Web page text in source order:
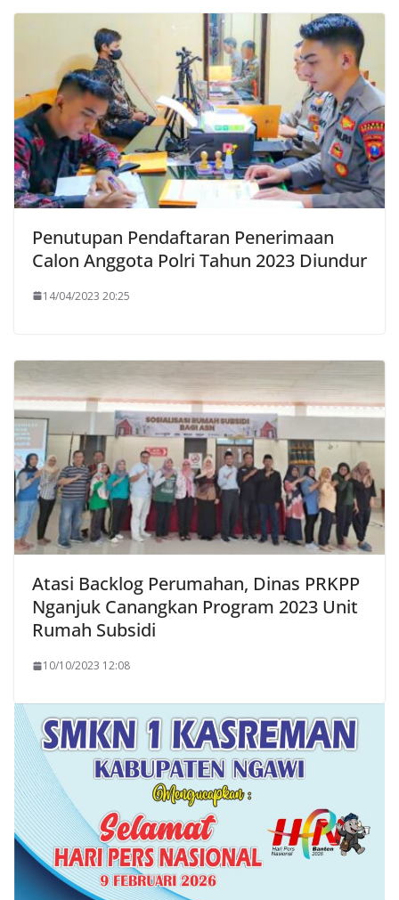
Penutupan Pendaftaran Penerimaan
Calon Anggota Polri Tahun 2023 Diundur
14/04/2023 20:25
Atasi Backlog Perumahan, Dinas PRKPP
Nganjuk Canangkan Program 2023 Unit
Rumah Subsidi
10/10/2023 12:08